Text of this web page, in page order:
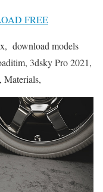
FREE
download models
3dsky Pro 2021,
Materials,